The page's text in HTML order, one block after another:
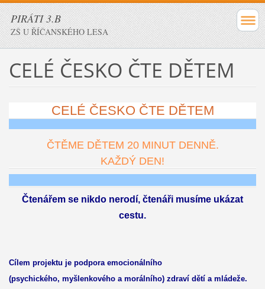
PIRÁTI 3.B
ZŠ U ŘÍČANSKÉHO LESA
CELÉ ČESKO ČTE DĚTEM
CELÉ ČESKO ČTE DĚTEM
ČTĚME DĚTEM 20 MINUT DENNĚ.
KAŽDÝ DEN!
Čtenářem se nikdo nerodí, čtenáři musíme ukázat
cestu.
Cílem projektu je podpora emocionálního
(psychického, myšlenkového a morálního) zdraví dětí a mládeže.